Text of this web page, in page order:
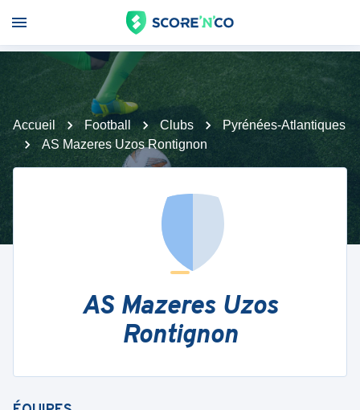
Accueil Football Clubs
Pyrénées-Atlantiques
AS Mazeres Uzos Rontignon
AS Mazeres Uzos
Rontignon